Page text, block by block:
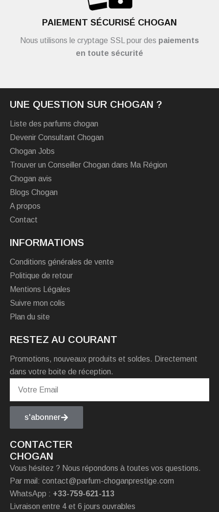
PAIEMENT SÉCURISÉ CHOGAN
Nous utilisons le cryptage SSL pour des paiements
en toute sécurité
UNE QUESTION SUR CHOGAN ?
Liste des parfums chogan
Devenir Consultant Chogan
Chogan Jobs
Trouver un Conseiller Chogan dans Ma Région
Chogan avis
Blogs Chogan
A propos
Contact
INFORMATIONS
Conditions générales de vente
Politique de retour
Mentions Légales
Suivre mon colis
Plan du site
RESTEZ AU COURANT
Promotions, nouveaux produits et soldes. Directement
dans votre boite de réception.
s'abonner
CONTACTER
CHOGAN
Vous hésitez ? Nous répondons à toutes vos questions.
Par mail: contact@parfum-choganprestige.com
WhatsApp : +33-759-621-113
Livraison entre 4 et 6 jours ouvrables